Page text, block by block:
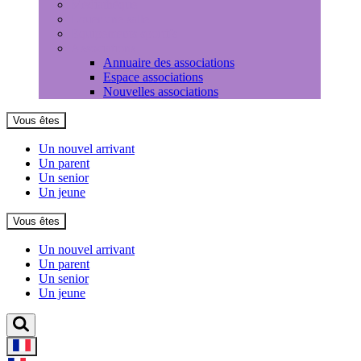
Annuaire des associations
Espace associations
Nouvelles associations
Vous êtes
Un nouvel arrivant
Un parent
Un senior
Un jeune
Vous êtes
Un nouvel arrivant
Un parent
Un senior
Un jeune